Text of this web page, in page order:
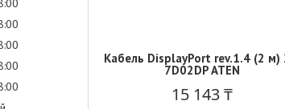
Кабель DisplayPort rev.1.4 (2 м)
7D02DP ATEN
15 143 ₸